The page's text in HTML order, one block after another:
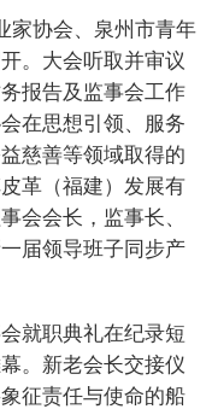
家协会、泉州市青年
。大会听取并审议
报告及监事会工作
在思想引领、服务
慈善等领域取得的
革（福建）发展有
会会长，监事长、
届领导班子同步产
就职典礼在纪录短
。新老会长交接仪
征责任与使命的船